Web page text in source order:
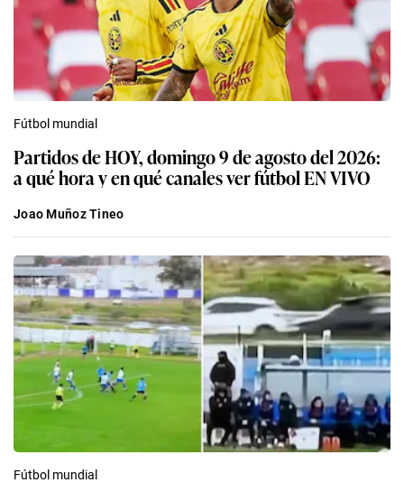
Fútbol mundial
Partidos de HOY, domingo 9 de agosto del 2026:
a qué hora y en qué canales ver fútbol EN VIVO
Joao Muñoz Tineo
Fútbol mundial